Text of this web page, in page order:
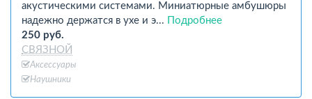
акустическими системами. Миниатюрные амбушюры
надежно держатся в ухе и э...
Подробнее
250 руб.
СВЯЗНОЙ
Аксессуары
Наушники